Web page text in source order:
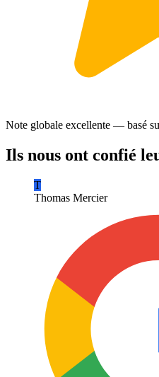
Note globale excellente — basé
Ils nous ont confié
T
Thomas Mercier